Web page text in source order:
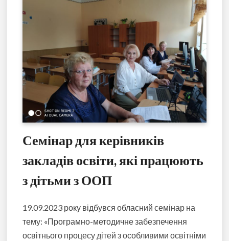
Семінар для керівників
закладів освіти, які працюють
з дітьми з ООП
19.09.2023 року відбувся обласний семінар на
тему: «Програмно-методичне забезпечення
освітнього процесу дітей з особливими освітніми